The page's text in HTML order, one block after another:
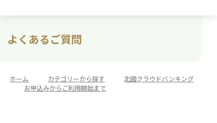
よくあるご質問
ホーム カテゴリーから探す
北國クラウドバンキング
お申込みからご利用開始まで